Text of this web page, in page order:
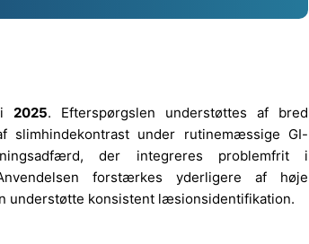
2025. Efterspørgslen understøttes af bred
under rutinemæssige GI-
der integreres problemfrit i
forstærkes yderligere af høje
understøtte konsistent læsionsidentifikation.